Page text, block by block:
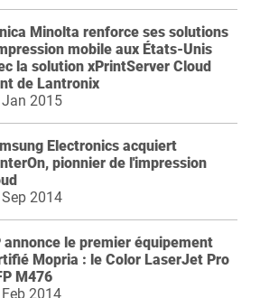
Minolta renforce ses solutions
mobile aux États-Unis
la solution xPrintServer Cloud
de Lantronix
2015
Electronics acquiert
pionnier de l'impression
2014
annonce le premier équipement
Mopria : le Color LaserJet Pro
M476
2014